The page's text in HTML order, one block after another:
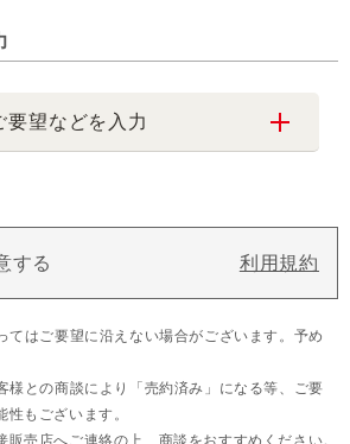
要望などを入力
する 利用規約
てはご要望に沿えない場合がございます。予め
様との商談により「売約済み」になる等、ご要
もございます。
販売店へご連絡の上、商談をおすすめください。